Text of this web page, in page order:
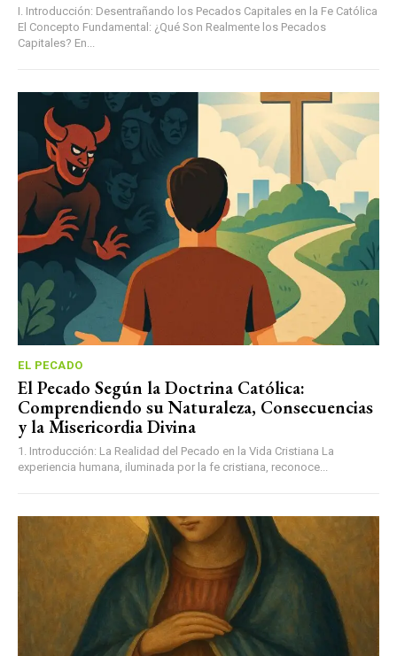
I. Introducción: Desentrañando los Pecados Capitales en la Fe Católica
El Concepto Fundamental: ¿Qué Son Realmente los Pecados
Capitales? En...
EL PECADO
El Pecado Según la Doctrina Católica:
Comprendiendo su Naturaleza, Consecuencias
y la Misericordia Divina
1. Introducción: La Realidad del Pecado en la Vida Cristiana La
experiencia humana, iluminada por la fe cristiana, reconoce...